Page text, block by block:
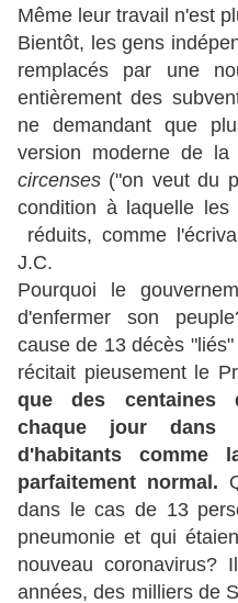
Même leur travail n'est
Bientôt, les gens
remplacés par une
entièrement des
ne demandant que
version moderne de
circenses ("on veut du
condition à laquelle
réduits, comme
J.C.
Pourquoi le
d'enfermer son
cause de 13 décès
récitait pieusement le
que des centaines
chaque jour
d'habitants comme
parfaitement normal.
dans le cas de 13
pneumonie et qui
nouveau coronavirus?
années, des milliers de